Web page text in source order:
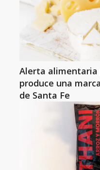
Alerta alimentaria
produce una
de Santa Fe